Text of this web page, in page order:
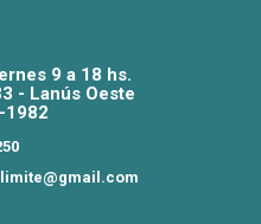
9 a 18 hs.
- Lanús Oeste
1982